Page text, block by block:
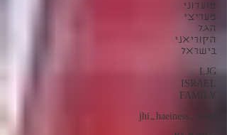
מועדוני
מעריצי
הגל
הקוריאני
בישראל
LJG
ISRAEL
FAMILY
jhi_haeiness_israel